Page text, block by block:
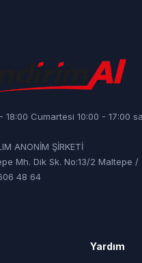
18:00 Cumartesi 10:00 - 17:00
ANONİM ŞİRKETİ
Mh. Dik Sk. No:13/2 Maltepe
48 64
Yardım